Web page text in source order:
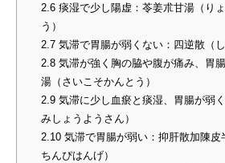
2.6痰湿で少し陽虚：苓姜朮甘湯（り
う）
2.7気滞で胃腸が弱くない：四逆散（し
2.8気滞が強く胸の脇や腹が痛み、胃
湯（さいこそかんとう）
2.9気滞に少し血瘀と痰湿、胃腸が弱
みしょうようさん）
2.10気滞で胃腸が弱い：抑肝散加陳皮
ちんぴはんげ）